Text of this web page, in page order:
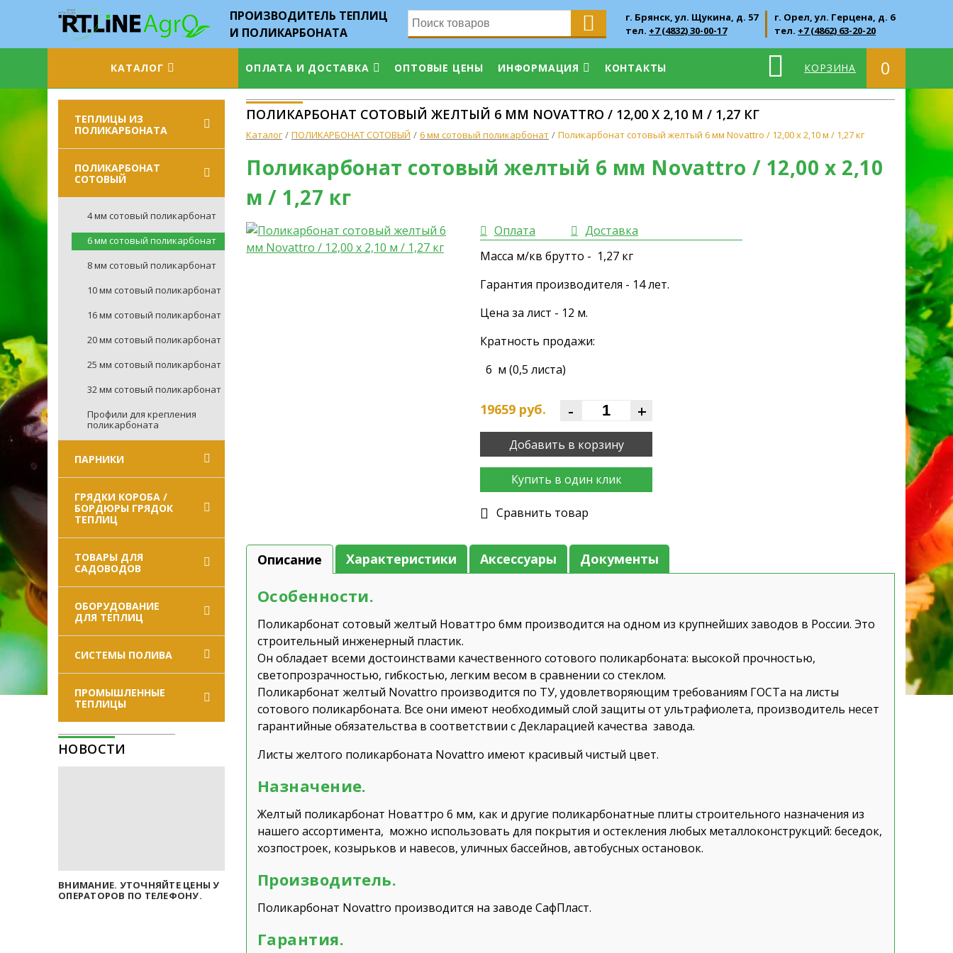
ПРОИЗВОДИТЕЛЬ ТЕПЛИЦ
И ПОЛИКАРБОНАТА
г. Брянск, ул. Щукина, д. 57
тел. +7 (4832) 30-00-17
г. Орел, ул. Герцена, д. 6
тел. +7 (4862) 63-20-20
КОРЗИНА 0
КАТАЛОГ ОПЛАТА И ДОСТАВКА ОПТОВЫЕ ЦЕНЫ ИНФОРМАЦИЯ КОНТАКТЫ
ТЕПЛИЦЫ ИЗ
ПОЛИКАРБОНАТА
ПОЛИКАРБОНАТ
СОТОВЫЙ
4 мм сотовый поликарбонат
6 мм сотовый поликарбонат
8 мм сотовый поликарбонат
10 мм сотовый поликарбонат
16 мм сотовый поликарбонат
20 мм сотовый поликарбонат
25 мм сотовый поликарбонат
32 мм сотовый поликарбонат
Профили для крепления
поликарбоната
ПАРНИКИ
ГРЯДКИ КОРОБА /
БОРДЮРЫ ГРЯДОК
ТЕПЛИЦ
ТОВАРЫ ДЛЯ
САДОВОДОВ
ОБОРУДОВАНИЕ
ДЛЯ ТЕПЛИЦ
СИСТЕМЫ ПОЛИВА
ПРОМЫШЛЕННЫЕ
ТЕПЛИЦЫ
НОВОСТИ
ВНИМАНИЕ. УТОЧНЯЙТЕ ЦЕНЫ У
ОПЕРАТОРОВ ПО ТЕЛЕФОНУ.
ПОЛИКАРБОНАТ СОТОВЫЙ ЖЕЛТЫЙ 6 ММ NOVATTRO / 12,00 Х 2,10 М / 1,27 КГ
Каталог ПОЛИКАРБОНАТ СОТОВЫЙ 6 мм сотовый поликарбонат Поликарбонат сотовый желтый 6 мм Novattro / 12,00 х 2,10 м / 1,27 кг
Поликарбонат сотовый желтый 6 мм Novattro / 12,00 х 2,10
м / 1,27 кг
Оплата
Доставка
Масса м/кв брутто - 1,27 кг
Гарантия производителя - 14 лет.
Цена за лист - 12 м.
Кратность продажи:
6 м (0,5 листа)
19659 руб. - +
Добавить в корзину
Купить в один клик
Cравнить товар
Описание Характеристики Аксессуары Документы
Особенности.
Поликарбонат сотовый желтый Новаттро 6мм производится на одном из крупнейших заводов в России. Это
строительный инженерный пластик.
Он обладает всеми достоинствами качественного сотового поликарбоната: высокой прочностью,
светопрозрачностью, гибкостью, легким весом в сравнении со стеклом.
Поликарбонат желтый Novattro производится по ТУ, удовлетворяющим требованиям ГОСТа на листы
сотового поликарбоната. Все они имеют необходимый слой защиты от ультрафиолета, производитель несет
гарантийные обязательства в соответствии с Декларацией качества завода.
Листы желтого поликарбоната Novattro имеют красивый чистый цвет.
Назначение.
Желтый поликарбонат Новаттро 6 мм, как и другие поликарбонатные плиты строительного назначения из
нашего ассортимента, можно использовать для покрытия и остекления любых металлоконструкций: беседок,
хозпостроек, козырьков и навесов, уличных бассейнов, автобусных остановок.
Производитель.
Поликарбонат Novattro производится на заводе СафПласт.
Гарантия.